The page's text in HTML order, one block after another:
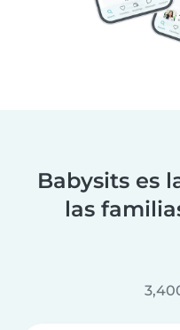
Babysits es
las